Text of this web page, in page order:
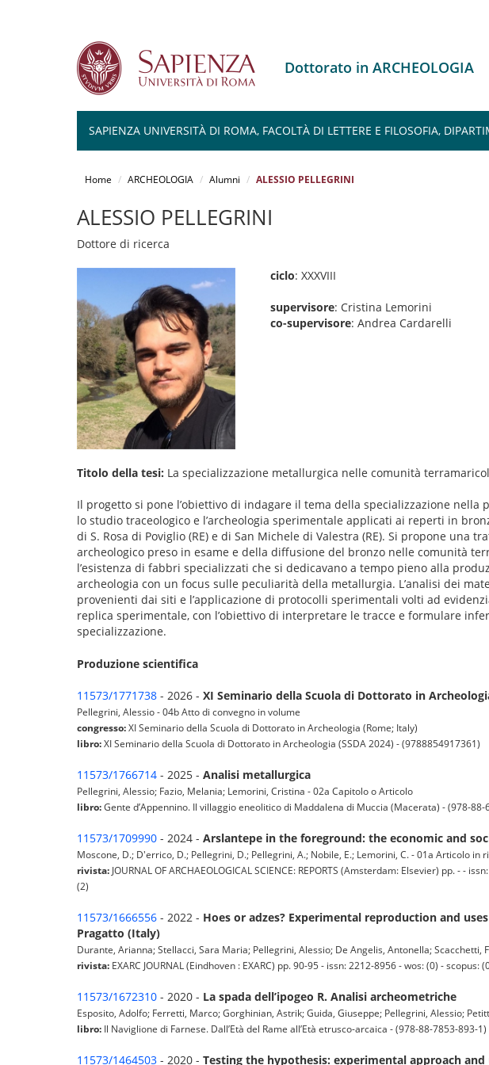
Dottorato in ARCHEOLOGIA
SAPIENZA UNIVERSITÀ DI ROMA, FACOLTÀ DI LETTERE E FILOSOFIA,
Home ARCHEOLOGIA Alumni ALESSIO PELLEGRINI
ALESSIO PELLEGRINI
Dottore di ricerca
ciclo: XXXVIII
supervisore: Cristina Lemorini
co-supervisore: Andrea Cardarelli
Titolo della tesi: La specializzazione metallurgica nelle comunità
Il progetto si pone l’obiettivo di indagare il tema della specializzazione
lo studio traceologico e l’archeologia sperimentale applicati ai reperti in
di S. Rosa di Poviglio (RE) e di San Michele di Valestra (RE). Si propone
archeologico preso in esame e della diffusione del bronzo nelle comunità
l’esistenza di fabbri specializzati che si dedicavano a tempo pieno alla
archeologia con un focus sulle peculiarità della metallurgia. L’analisi dei
provenienti dai siti e l’applicazione di protocolli sperimentali volti ad
replica sperimentale, con l’obiettivo di interpretare le tracce e formulare
specializzazione.
Produzione scientifica
11573/1771738 - 2026 - XI Seminario della Scuola di Dottorato in
Pellegrini, Alessio - 04b Atto di convegno in volume
congresso:XI Seminario della Scuola di Dottorato in Archeologia (Rome; Italy)
libro:XI Seminario della Scuola di Dottorato in Archeologia (SSDA 2024) - (9788854917361)
11573/1766714 - 2025 - Analisi metallurgica
Pellegrini, Alessio; Fazio, Melania; Lemorini, Cristina - 02a Capitolo o Articolo
libro:Gente d’Appennino. Il villaggio eneolitico di Maddalena di Muccia (Macerata) - (978-88-
11573/1709990 - 2024 - Arslantepe in the foreground: the economic and
Moscone, D.; D'errico, D.; Pellegrini, D.; Pellegrini, A.; Nobile, E.; Lemorini, C. - 01a Articolo in
rivista: JOURNAL OF ARCHAEOLOGICAL SCIENCE: REPORTS (Amsterdam: Elsevier) pp. - -
(2)
11573/1666556 - 2022 - Hoes or adzes? Experimental reproduction and
Pragatto (Italy)
Durante, Arianna; Stellacci, Sara Maria; Pellegrini, Alessio; De Angelis, Antonella; Scacchetti,
rivista: EXARC JOURNAL (Eindhoven : EXARC) pp. 90-95 - issn: 2212-8956 - wos: (0) - scopus:
11573/1672310 - 2020 - La spada dell’ipogeo R. Analisi archeometriche
Esposito, Adolfo; Ferretti, Marco; Gorghinian, Astrik; Guida, Giuseppe; Pellegrini, Alessio;
libro: Il Naviglione di Farnese. Dall’Età del Rame all’Età etrusco-arcaica - (978-88-7853-893-1)
11573/1464503 - 2020 - Testing the hypothesis: experimental approach